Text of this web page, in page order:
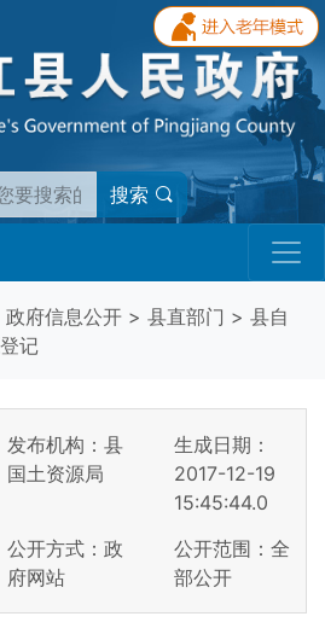
搜索
政府信息公开 > 县直部门 > 县自
记
发布机构：县
国土资源局
生成日期：
2017-12-19
15:45:44.0
公开方式：政
府网站
公开范围：全
部公开